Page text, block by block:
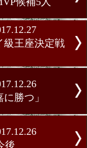
]2017.12.27
秀選手はクロ
]2017.12.27
]2017.12.27